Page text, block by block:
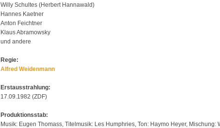
Willy Schultes (Herbert Hannawald)
Hannes Kaetner
Anton Feichtner
Klaus Abramowsky
und andere
Regie:
Alfred Weidenmann
Erstausstrahlung:
17.09.1982 (ZDF)
Produktionsstab:
Musik: Eugen Thomass, Titelmusik: Les Humphries, Ton: Haymo Heyer,